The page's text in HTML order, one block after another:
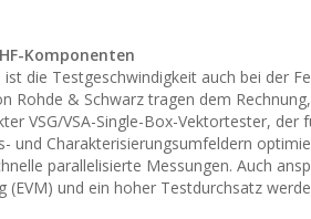
Komponenten
die Testgeschwindigkeit auch bei der
Rohde & Schwarz tragen dem
VSG/VSA-Single-Box-Vektortester,
und Charakterisierungsumfeldern
parallelisierte Messungen. Auch
(EVM) und ein hoher Testdurchsatz